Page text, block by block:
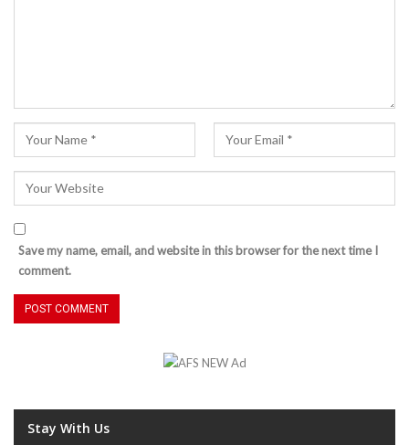
Save my name, email, and website in this browser for the next time I
comment.
Stay With Us